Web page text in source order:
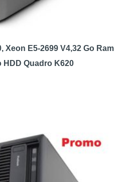
Xeon E5-2699 V4,32 Go Ram
HDD Quadro K620